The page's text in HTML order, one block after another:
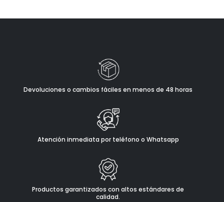
Devoluciones o cambios fáciles en menos de 48 horas
Atención inmediata por teléfono o Whatsapp
Productos garantizados con altos estándares de
calidad.